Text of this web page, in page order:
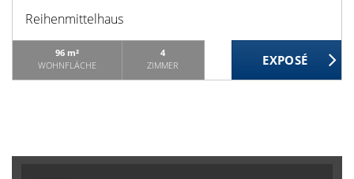
Reihenmittelhaus
96 m²
WOHNFLÄCHE
4
ZIMMER